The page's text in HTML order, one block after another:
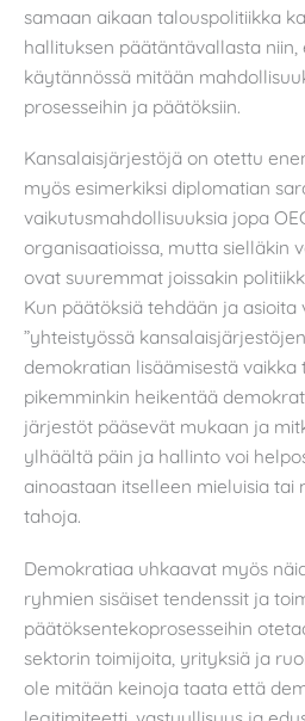
samaan aikaan talouspolitiikka
hallituksen päätäntävallasta niin,
käytännössä mitään
prosesseihin ja päätöksiin.
Kansalaisjärjestöjä on otettu
myös esimerkiksi diplomatian
vaikutusmahdollisuuksia jopa
organisaatioissa, mutta sielläkin
ovat suuremmat joissakin
Kun päätöksiä tehdään ja asioita
”yhteistyössä
demokratian lisäämisestä vaikka
pikemminkin heikentää
järjestöt pääsevät mukaan ja
ylhäältä päin ja hallinto voi
ainoastaan itselleen mieluisia
tahoja.
Demokratiaa uhkaavat myös
ryhmien sisäiset tendenssit ja
päätöksentekoprosesseihin
sektorin toimijoita, yrityksiä ja
ole mitään keinoja taata että